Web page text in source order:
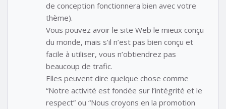
de conception fonctionnera bien avec votre
thème).
Vous pouvez avoir le site Web le mieux conçu
du monde, mais s’il n’est pas bien conçu et
facile à utiliser, vous n’obtiendrez pas
beaucoup de trafic.
Elles peuvent dire quelque chose comme
“Notre activité est fondée sur l’intégrité et le
respect” ou “Nous croyons en la promotion